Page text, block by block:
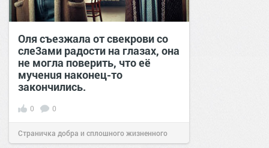
Оля съезжала от свекрови со
сле3ами радости на глазах, она
не могла поверить, что её
мученuя наконец-то
закончились.
0 0
Страничка добра и сплошного жизненного